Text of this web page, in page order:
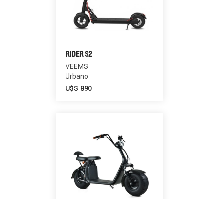
RIDER S2
VEEMS
Urbano
U$S 890